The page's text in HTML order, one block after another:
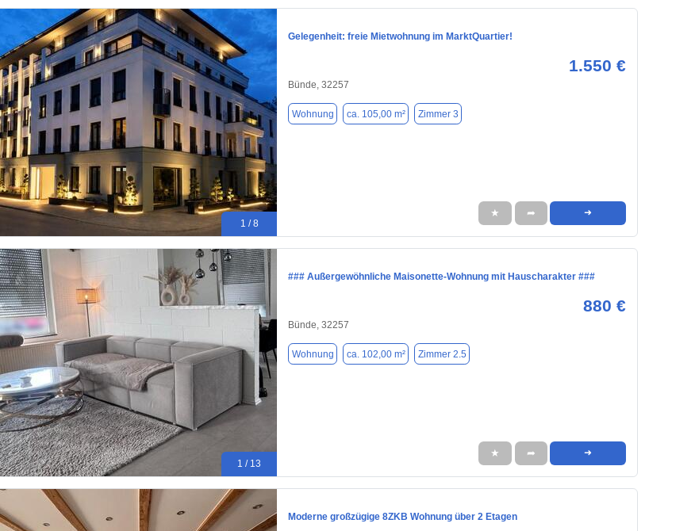
1 / 8
Gelegenheit: freie Mietwohnung im MarktQuartier!
1.550 €
Bünde, 32257
Wohnung ca. 105,00 m² Zimmer 3
★ ➦ ➜
1 / 13
### Außergewöhnliche Maisonette-Wohnung mit Hauscharakter ###
880 €
Bünde, 32257
Wohnung ca. 102,00 m² Zimmer 2.5
★ ➦ ➜
Moderne großzügige 8ZKB Wohnung über 2 Etagen